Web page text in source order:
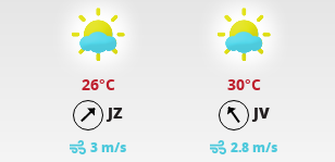
26°C
JZ
3 m/s
30°C
JV
2.8 m/s